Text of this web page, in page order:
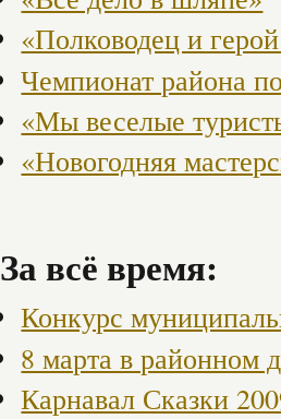
«Полководец и
Чемпионат района
«Мы веселые
«Новогодняя
За всё время:
Конкурс
8 марта в районном
Карнавал Сказки